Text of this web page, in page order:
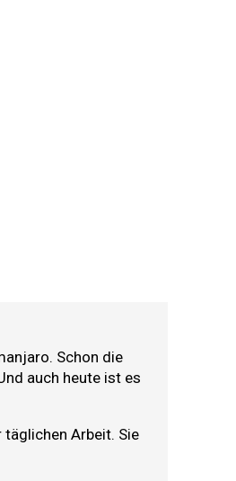
Schon die
auch heute ist es
Arbeit. Sie